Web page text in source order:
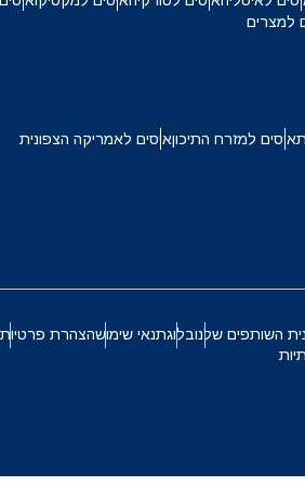
למצרים
איסים למזרח התיכוןאיסים לאמריקה הצפונית
השותפים שלנובלוגתנאי שימושהצהרת פרטיות
العربية
CAD - דולר קנדי